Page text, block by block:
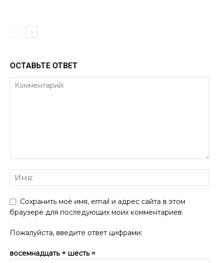
ОСТАВЬТЕ ОТВЕТ
Сохранить моё имя, email и адрес сайта в этом
браузере для последующих моих комментариев.
Пожалуйста, введите ответ цифрами:
восемнадцать + шесть =